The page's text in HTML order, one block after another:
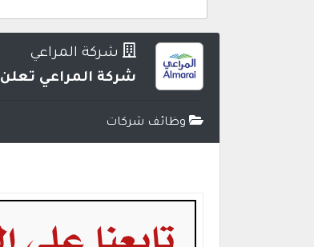
شركة المراعي
شركة المراعي تعلن 25 وظيفة لحملة (الثانوية فأعلى) بعدة مناطق بالمملكة
وظائف شركات